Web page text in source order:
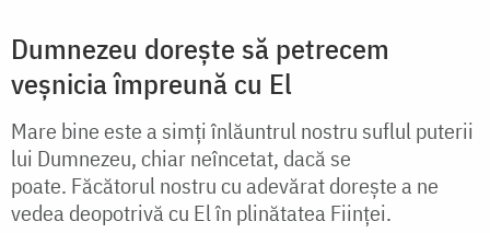
Dumnezeu dorește să petrecem
veșnicia împreună cu El
Mare bine este a simți înlăuntrul nostru suflul puterii
lui Dumnezeu, chiar neîncetat, dacă se
poate. Făcătorul nostru cu adevărat dorește a ne
vedea deopotrivă cu El în plinătatea Ființei.